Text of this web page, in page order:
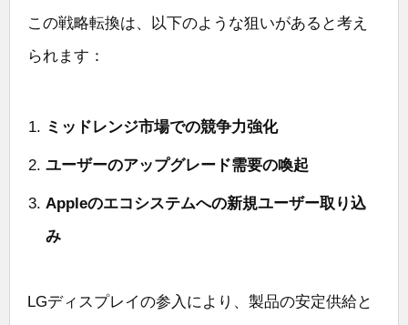
この戦略転換は、以下のような狙いがあると考え
られます：
ミッドレンジ市場での競争力強化
ユーザーのアップグレード需要の喚起
Appleのエコシステムへの新規ユーザー取り込
み
LGディスプレイの参入により、製品の安定供給と